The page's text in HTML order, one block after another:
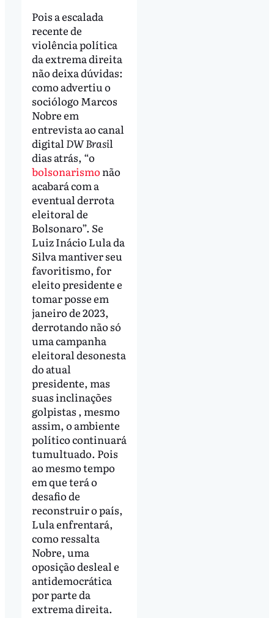
Pois a escalada
recente de
violência política
da extrema direita
não deixa dúvidas:
como advertiu o
sociólogo Marcos
Nobre em
entrevista ao canal
digital DW Brasil
dias atrás, “o
bolsonarismo não
acabará com a
eventual derrota
eleitoral de
Bolsonaro”. Se
Luiz Inácio Lula da
Silva mantiver seu
favoritismo, for
eleito presidente e
tomar posse em
janeiro de 2023,
derrotando não só
uma campanha
eleitoral desonesta
do atual
presidente, mas
suas inclinações
golpistas , mesmo
assim, o ambiente
político continuará
tumultuado. Pois
ao mesmo tempo
em que terá o
desafio de
reconstruir o país,
Lula enfrentará,
como ressalta
Nobre, uma
oposição desleal e
antidemocrática
por parte da
extrema direita.